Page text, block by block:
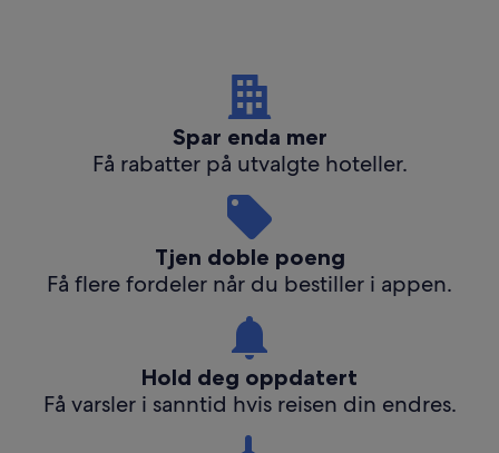
Spar enda mer
Få rabatter på utvalgte hoteller.
Tjen doble poeng
Få flere fordeler når du bestiller i appen.
Hold deg oppdatert
Få varsler i sanntid hvis reisen din endres.